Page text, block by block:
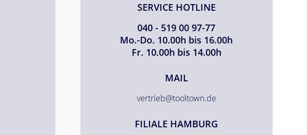
SERVICE HOTLINE
040 - 519 00 97-77
Mo.-Do. 10.00h bis 16.00h
Fr. 10.00h bis 14.00h
MAIL
vertrieb@tooltown.de
FILIALE HAMBURG